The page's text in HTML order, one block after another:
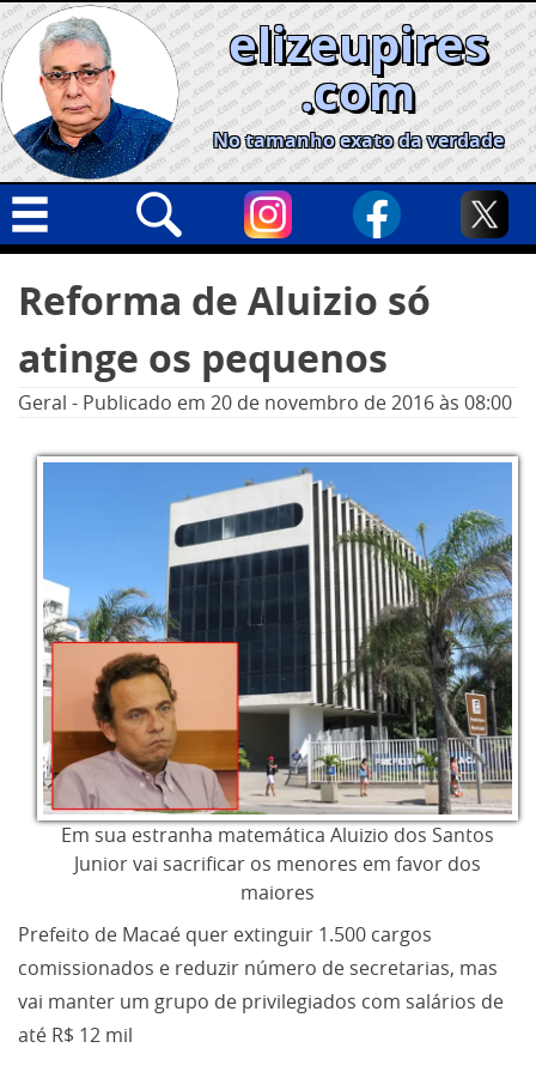
Skip
to
content
elizeupires
.com
No tamanho exato da verdade
Geral
Cidades
Política
Informe especial
por:
Reforma de Aluizio só
atinge os pequenos
Geral - Publicado em 20 de novembro de 2016às 08:00
Em sua estranha matemática Aluizio dos Santos
Junior vai sacrificar os menores em favor dos
maiores
Prefeito de Macaé quer extinguir 1.500 cargos
comissionados e reduzir número de secretarias, mas
vai manter um grupo de privilegiados com salários de
até R$ 12 mil